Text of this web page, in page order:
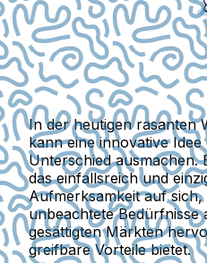
In der heutigen rasanten
kann eine innovative
Unterschied ausmachen.
das einfallsreich und
Aufmerksamkeit auf
unbeachtete Bedürfnisse
gesättigten Märkten
greifbare Vorteile bietet.